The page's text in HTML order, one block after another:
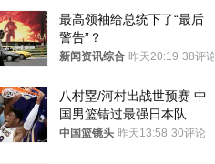
最高领袖给总统下了“最后
警告”？
新闻资讯综合 昨天20:19 38评论
八村塁/河村出战世预赛 中
国男篮错过最强日本队
中国篮镜头 昨天13:58 30评论